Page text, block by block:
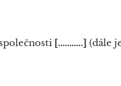
[………..] (dále